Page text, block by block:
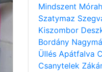
Mindszent
Szatymaz
Kiszombor
Bordány
Üllés Apátfalva
Csanytelek